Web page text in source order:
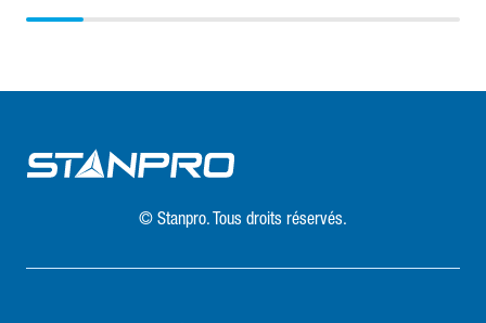
appeler Product Care : 1-888-860-1654. Ils organiseront
Rechercher un site d'élimination Visitez le site Web de
© Stanpro. Tous droits réservés.